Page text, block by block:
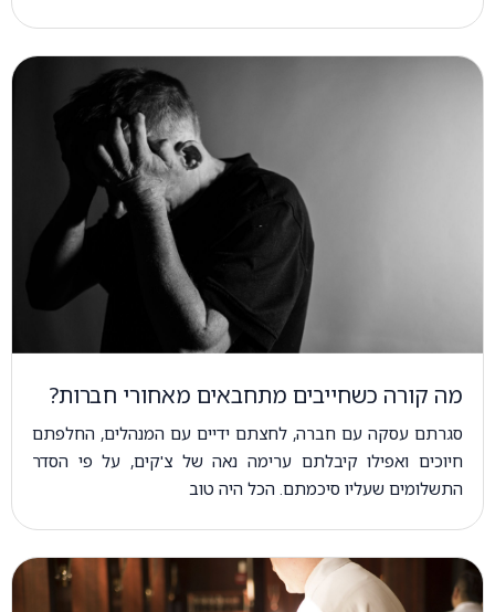
מה קורה כשחייבים מתחבאים מאחורי חברות?
סגרתם עסקה עם חברה, לחצתם ידיים עם המנהלים, החלפתם
חיוכים ואפילו קיבלתם ערימה נאה של צ'קים, על פי הסדר
התשלומים שעליו סיכמתם. הכל היה טוב